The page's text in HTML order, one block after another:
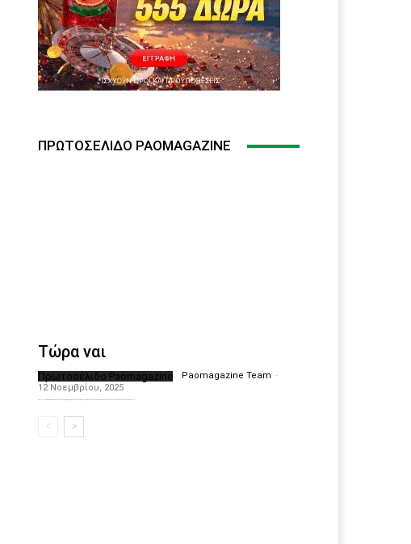
ΠΡΩΤΟΣΈΛΙΔΟ PAOMAGAZINE
Τώρα ναι
Πρωτοσέλιδο Paomagazine Paomagazine Team -
12 Νοεμβρίου, 2025